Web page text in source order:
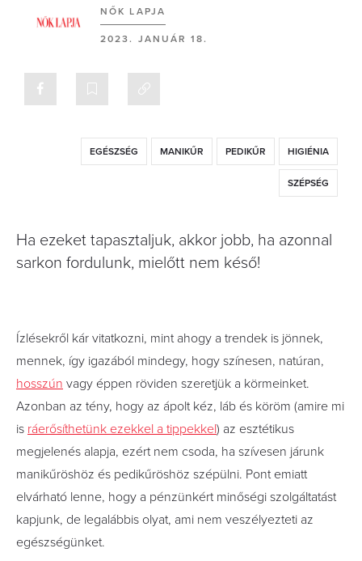
NŐK LAPJA
2023. JANUÁR 18.
EGÉSZSÉG MANIKŰR PEDIKŰR HIGIÉNIA
SZÉPSÉG
Ha ezeket tapasztaljuk, akkor jobb, ha azonnal
sarkon fordulunk, mielőtt nem késő!
Ízlésekről kár vitatkozni, mint ahogy a trendek is jönnek,
mennek, így igazából mindegy, hogy színesen, natúran,
hosszún vagy éppen röviden szeretjük a körmeinket.
Azonban az tény, hogy az ápolt kéz, láb és köröm (amire mi
is ráerősíthetünk ezekkel a tippekkel) az esztétikus
megjelenés alapja, ezért nem csoda, ha szívesen járunk
manikűröshöz és pedikűröshöz szépülni. Pont emiatt
elvárható lenne, hogy a pénzünkért minőségi szolgáltatást
kapjunk, de legalábbis olyat, ami nem veszélyezteti az
egészségünket.